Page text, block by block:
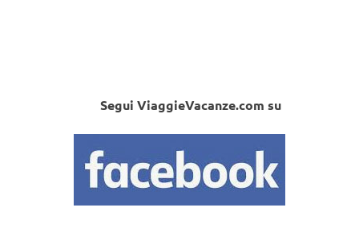
Segui ViaggieVacanze.com su